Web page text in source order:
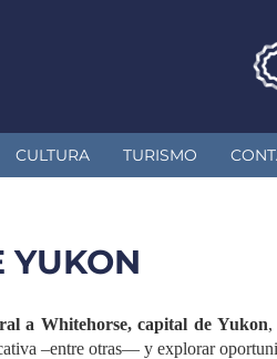
CULTURA TURISMO
YUKON
a Whitehorse, capital de Yukon,
–entre otras— y explorar